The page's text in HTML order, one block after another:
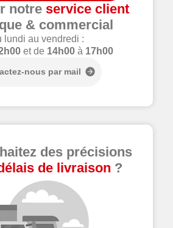
notre service client
& commercial
lundi au vendredi :
et de 14h00 à 17h00
nous par mail
des précisions
de livraison ?